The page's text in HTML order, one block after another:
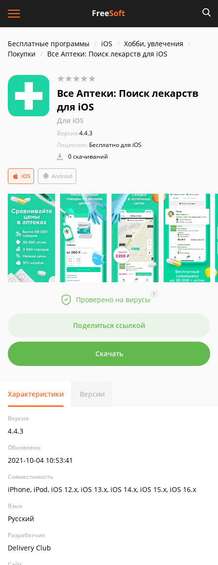
Бесплатные программы iOS
Хобби, увлечения
Покупки
Все Аптеки: Поиск лекарств для iOS
Все Аптеки: Поиск лекарств
для iOS
Для iOS
Версия:4.4.3
Лицензия: Бесплатно для iOS
0 скачиваний
Android
iOS
Проверено на вирусы
?
Поделиться ссылкой
Скачать
Характеристики Версии
Версия
4.4.3
Обновлено
2021-10-04 10:53:41
Совместимость
iPhone, iPod, iOS 12.x, iOS 13.x, iOS 14.x, iOS 15.x, iOS 16.x
Язык
Русский
Разработчик
Delivery Club